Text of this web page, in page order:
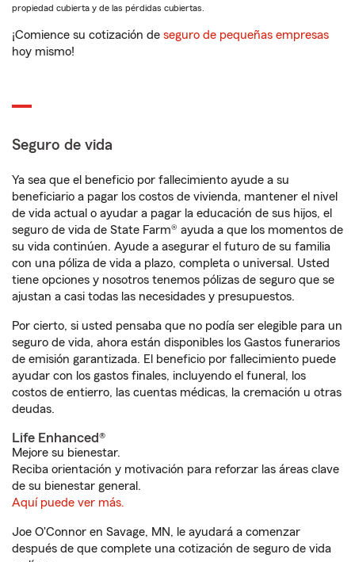
propiedad cubierta y de las pérdidas cubiertas.
¡Comience su cotización de seguro de pequeñas empresas
hoy mismo!
Seguro de vida
Ya sea que el beneficio por fallecimiento ayude a su
beneficiario a pagar los costos de vivienda, mantener el nivel
de vida actual o ayudar a pagar la educación de sus hijos, el
seguro de vida de State Farm® ayuda a que los momentos de
su vida continúen. Ayude a asegurar el futuro de su familia
con una póliza de vida a plazo, completa o universal. Usted
tiene opciones y nosotros tenemos pólizas de seguro que se
ajustan a casi todas las necesidades y presupuestos.
Por cierto, si usted pensaba que no podía ser elegible para un
seguro de vida, ahora están disponibles los Gastos funerarios
de emisión garantizada. El beneficio por fallecimiento puede
ayudar con los gastos finales, incluyendo el funeral, los
costos de entierro, las cuentas médicas, la cremación u otras
deudas.
Life Enhanced®
Mejore su bienestar.
Reciba orientación y motivación para reforzar las áreas clave
de su bienestar general.
Aquí puede ver más.
Joe O'Connor en Savage, MN, le ayudará a comenzar
después de que complete una cotización de seguro de vida